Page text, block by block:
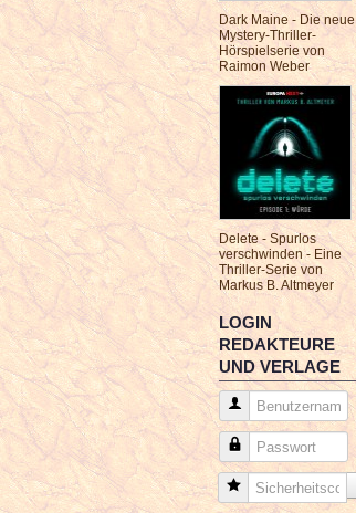
Dark Maine - Die neue
Mystery-Thriller-
Hörspielserie von
Raimon Weber
Delete - Spurlos
verschwinden - Eine
Thriller-Serie von
Markus B. Altmeyer
LOGIN
REDAKTEURE
UND VERLAGE
Benutzername
Passwort
Sicherheitscode